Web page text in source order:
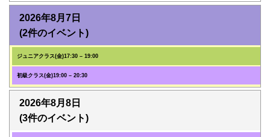
2026年8月7日
(2件のイベント)
ジュニアクラス(金)17:30 – 19:00
初級クラス(金)19:00 – 20:30
2026年8月8日
(3件のイベント)